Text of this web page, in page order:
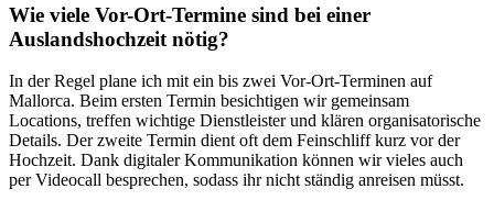
Wie viele Vor-Ort-Termine sind bei einer
Auslandshochzeit nötig?
In der Regel plane ich mit ein bis zwei Vor-Ort-Terminen auf
Mallorca. Beim ersten Termin besichtigen wir gemeinsam
Locations, treffen wichtige Dienstleister und klären organisatorische
Details. Der zweite Termin dient oft dem Feinschliff kurz vor der
Hochzeit. Dank digitaler Kommunikation können wir vieles auch
per Videocall besprechen, sodass ihr nicht ständig anreisen müsst.